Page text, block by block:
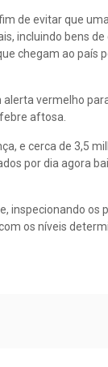
de evitar que
incluindo bens
chegam ao país
vermelho
aftosa.
e cerca de 3,5
por dia agora
inspecionando os
os níveis